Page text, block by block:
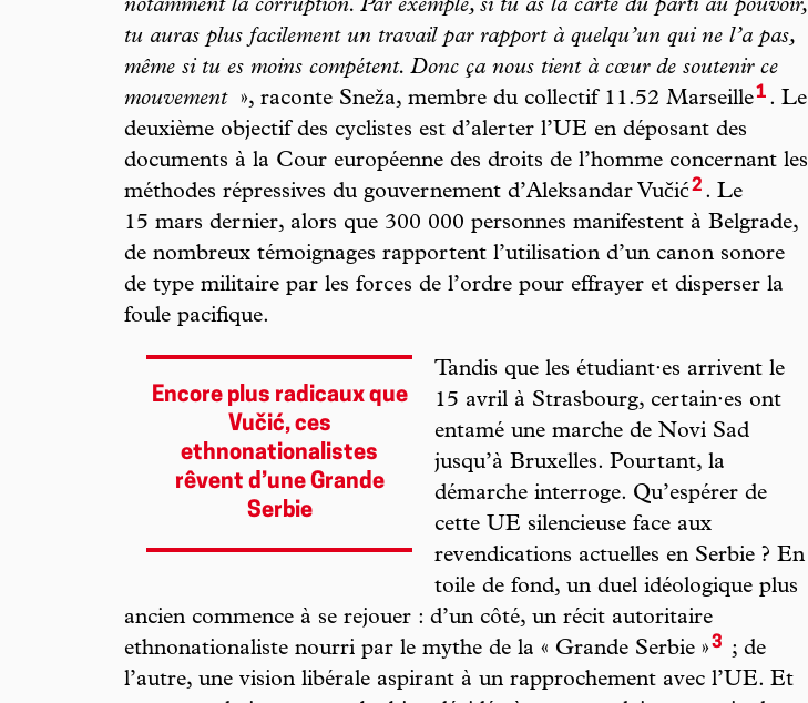
notamment la corruption. Par exemple, si tu as la carte du parti au pouvoir,
tu auras plus facilement un travail par rapport à quelqu’un qui ne l’a pas,
même si tu es moins compétent. Donc ça nous tient à cœur de soutenir ce
mouvement », raconte Sneža, membre du collectif 11.52 Marseille1 . Le
deuxième objectif des cyclistes est d’alerter l’UE en déposant des
documents à la Cour européenne des droits de l’homme concernant les
méthodes répressives du gouvernement d’Aleksandar Vučić2 . Le
15 mars dernier, alors que 300 000 personnes manifestent à Belgrade,
de nombreux témoignages rapportent l’utilisation d’un canon sonore
de type militaire par les forces de l’ordre pour effrayer et disperser la
foule pacifique.
Encore plus radicaux que
Vučić, ces
ethnonationalistes
rêvent d’une Grande
Serbie
Tandis que les étudiant·es arrivent le
15 avril à Strasbourg, certain·es ont
entamé une marche de Novi Sad
jusqu’à Bruxelles. Pourtant, la
démarche interroge. Qu’espérer de
cette UE silencieuse face aux
revendications actuelles en Serbie ? En
toile de fond, un duel idéologique plus
ancien commence à se rejouer : d’un côté, un récit autoritaire
ethnonationaliste nourri par le mythe de la « Grande Serbie »3
; de
l’autre, une vision libérale aspirant à un rapprochement avec l’UE. Et